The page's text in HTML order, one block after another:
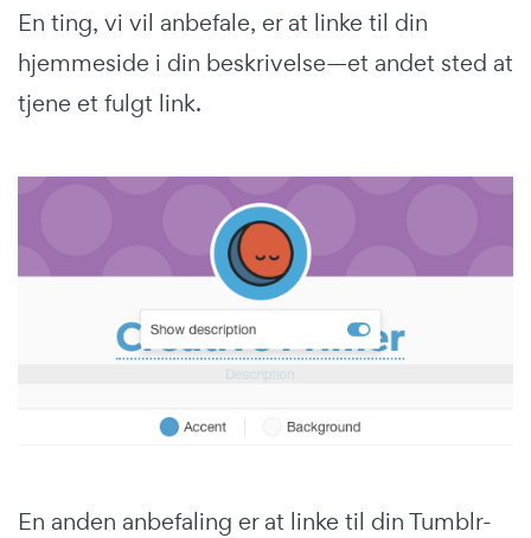
En ting, vi vil anbefale, er at linke til din
hjemmeside i din beskrivelse—et andet sted at
tjene et fulgt link.
En anden anbefaling er at linke til din Tumblr-